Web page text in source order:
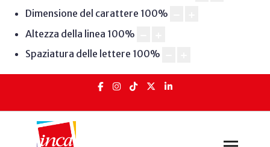
Dimensione del carattere 100%
Altezza della linea 100%
Spaziatura delle lettere 100%